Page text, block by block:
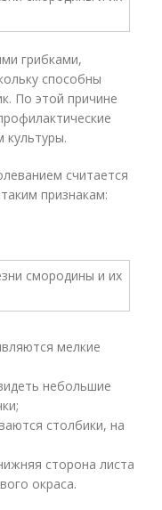
грибками,
способны
По этой причине
культуры.
считается
признакам:
мелкие
небольшие
столбики, на
сторона листа
окраса.